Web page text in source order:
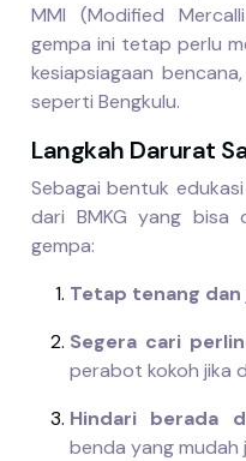
MMI (Modified
gempa ini tetap perlu
kesiapsiagaan
seperti Bengkulu.
Langkah Darurat
Sebagai bentuk
dari BMKG yang bisa
gempa:
Tetap tenang dan
Segera cari
perabot kokoh jika
Hindari berada
benda yang mudah